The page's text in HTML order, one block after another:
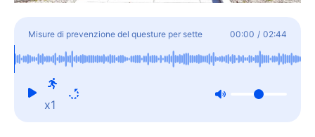
Misure di prevenzione del questure per sette
persone socialmente pericolose
00:00 / 02:44
x1